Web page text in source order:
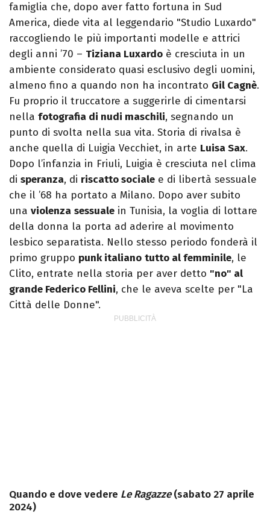
famiglia che, dopo aver fatto fortuna in Sud
America, diede vita al leggendario "Studio Luxardo"
raccogliendo le più importanti modelle e attrici
degli anni ’70 – Tiziana Luxardo è cresciuta in un
ambiente considerato quasi esclusivo degli uomini,
almeno fino a quando non ha incontrato Gil Cagnè.
Fu proprio il truccatore a suggerirle di cimentarsi
nella fotografia di nudi maschili, segnando un
punto di svolta nella sua vita. Storia di rivalsa è
anche quella di Luigia Vecchiet, in arte Luisa Sax.
Dopo l’infanzia in Friuli, Luigia è cresciuta nel clima
di speranza, di riscatto sociale e di libertà sessuale
che il ’68 ha portato a Milano. Dopo aver subito
una violenza sessuale in Tunisia, la voglia di lottare
della donna la porta ad aderire al movimento
lesbico separatista. Nello stesso periodo fonderà il
primo gruppo punk italiano tutto al femminile, le
Clito, entrate nella storia per aver detto "no" al
grande Federico Fellini, che le aveva scelte per "La
Città delle Donne".
Quando e dove vedere Le Ragazze(sabato 27 aprile
2024)